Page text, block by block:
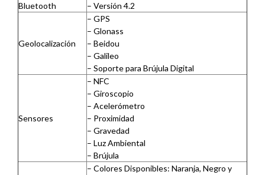
Bluetooth
– Versión 4.2
Geolocalización
– GPS
– Glonass
– Beidou
– Galileo
– Soporte para Brújula Digital
Sensores
– NFC
– Giroscopio
– Acelerómetro
– Proximidad
– Gravedad
– Luz Ambiental
– Brújula
– Colores Disponibles: Naranja, Negro y